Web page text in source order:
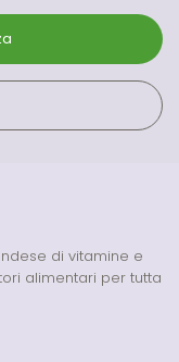
di vitamine e
alimentari per tutta